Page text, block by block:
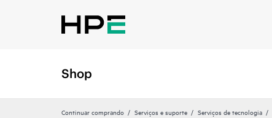
Shop
Continuar comprando Serviços e suporte Serviços de tecnologia